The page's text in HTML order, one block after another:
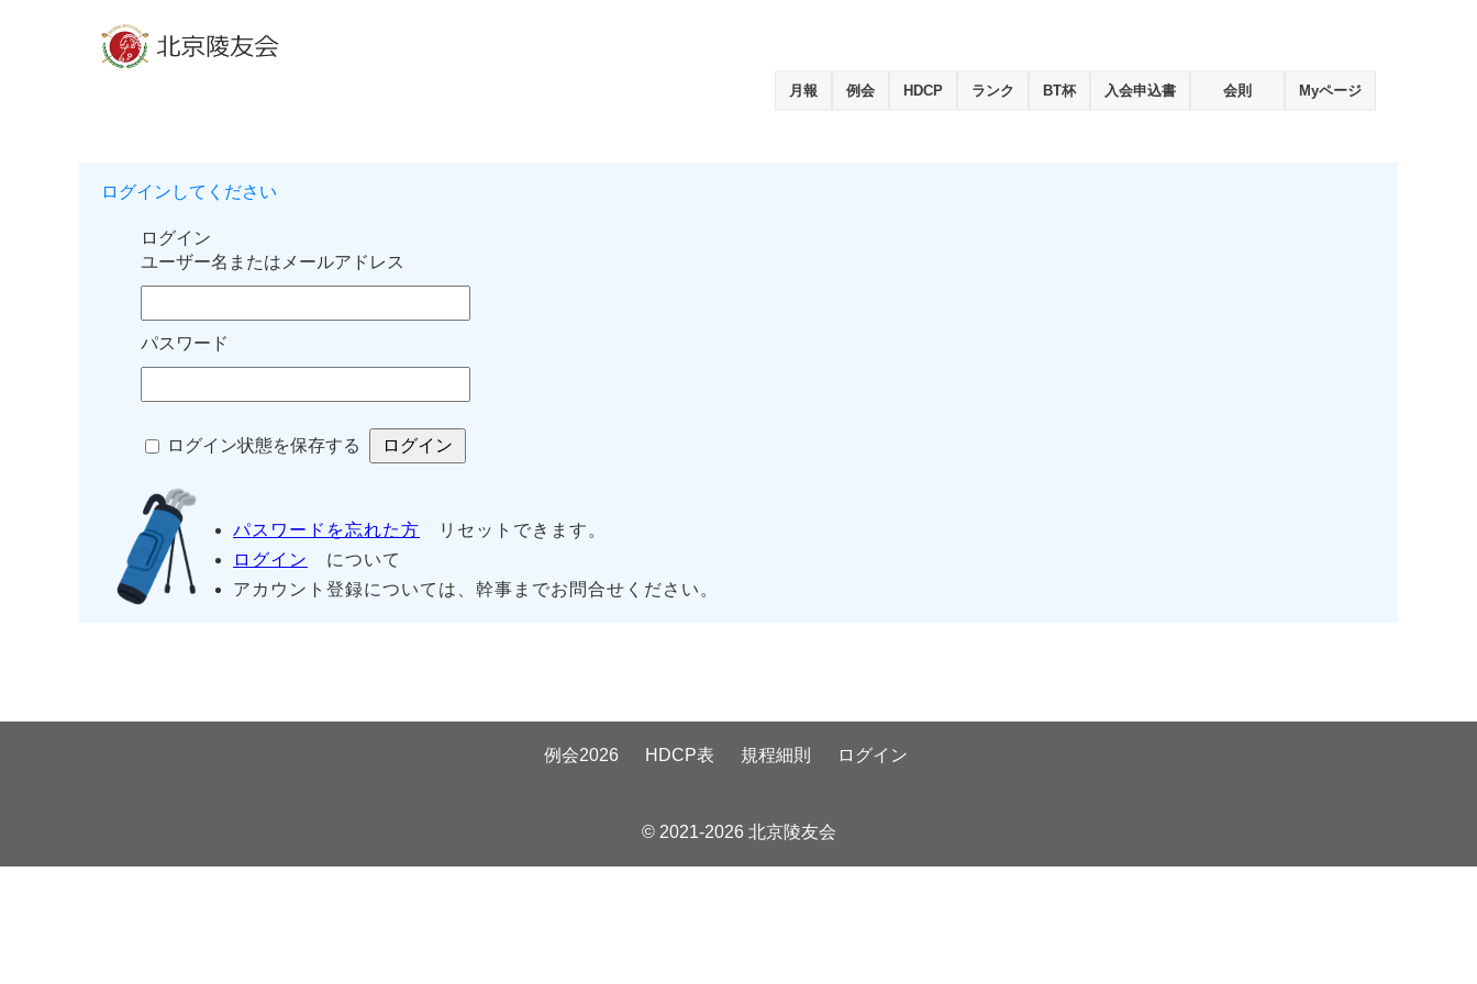
月報 例会 HDCP ランク BT杯 入会申込書 会則 Myページ
ログインしてください
ログイン
ユーザー名またはメールアドレス
パスワード
ログイン状態を保存する
パスワードを忘れた方 リセットできます。
ログイン
について
アカウント登録については、幹事までお問合せください。
例会2026 HDCP表 規程細則 ログイン
© 2021-2026 北京陵友会